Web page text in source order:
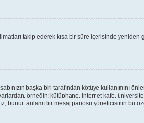
takip ederek kısa bir süre içerisinde yeniden
başka biri tarafından kötüye kullanımını
örneğin; kütüphane, internet kafe, üniversite
bunun anlamı bir mesaj panosu yöneticisinin bu